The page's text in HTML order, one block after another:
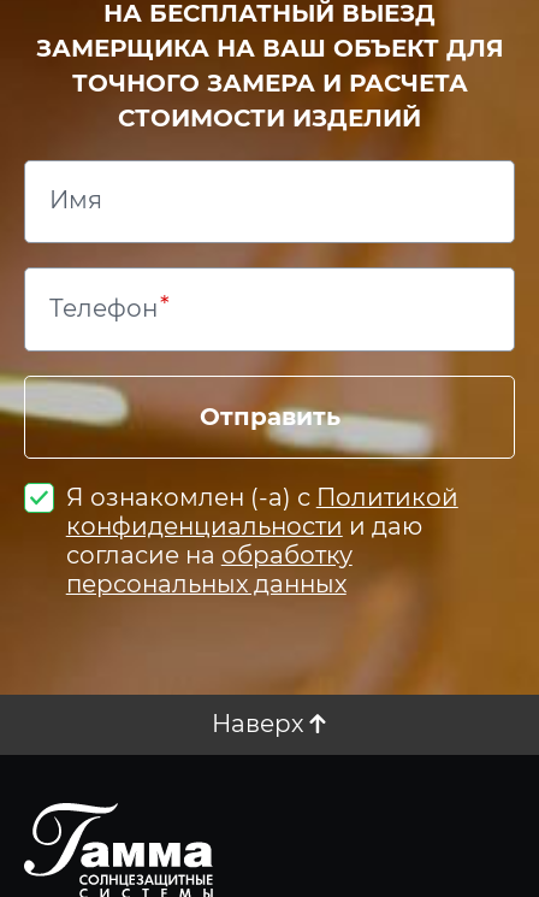
НА БЕСПЛАТНЫЙ ВЫЕЗД
ЗАМЕРЩИКА НА ВАШ ОБЪЕКТ ДЛЯ
ТОЧНОГО ЗАМЕРА И РАСЧЕТА
СТОИМОСТИ ИЗДЕЛИЙ
Имя
Телефон
Отправить
Я ознакомлен (-а) с Политикой
конфиденциальности и даю
согласие на обработку
персональных данных
Наверх